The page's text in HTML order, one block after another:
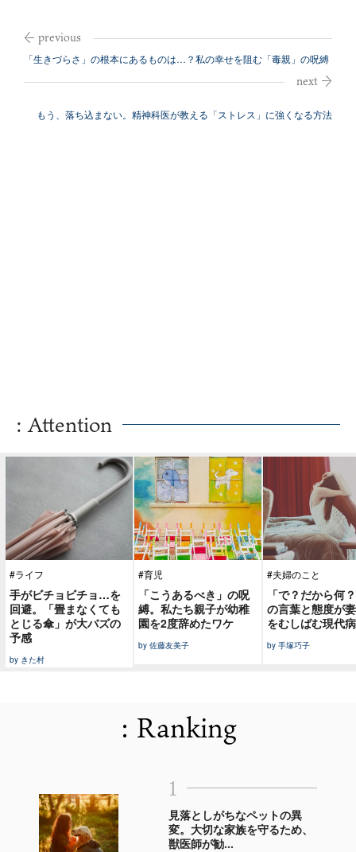
「生きづらさ」の根本にあるものは…？私の幸せを阻む「毒親」の呪縛
もう、落ち込まない。精神科医が教える「ストレス」に強くなる方法
: Attention
#ライフ
手がビチョビチョ…を
回避。「畳まなくても
とじる傘」が大バズの
予感
by きた村
#育児
「こうあるべき」の呪
縛。私たち親子が幼稚
園を2度辞めたワケ
by 佐藤友美子
#夫婦のこと
「で？だから何
の言葉と態度が
をむしばむ現代病
by 手塚巧子
: Ranking
1
見落としがちなペットの異
変。大切な家族を守るため、
獣医師が勧...